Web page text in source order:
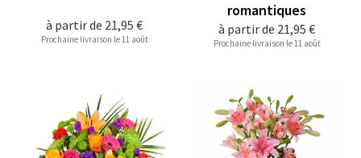
à partir de 21,95 €
Prochaine livraison le 11 août
à partir de 21,95 €
romantiques
Prochaine livraison le 11 août